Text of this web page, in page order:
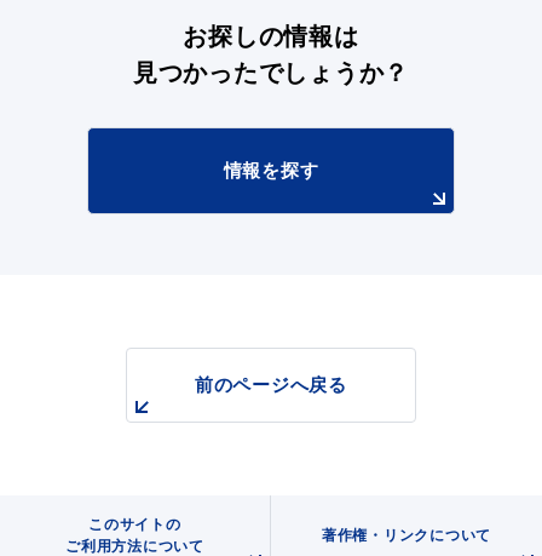
浜田市庁舎の
ご案内
お探しの情報は
見つかったでしょうか？
情報を探す
前のページへ戻る
このサイトの
ご利用方法について
著作権・リンクについて